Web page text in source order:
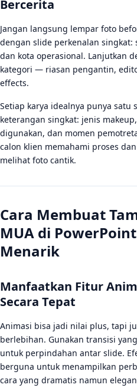
Bercerita
Jangan langsung lempar foto
dengan slide perkenalan singkat:
dan kota operasional. Lanjutkan
kategori — riasan pengantin,
effects.
Setiap karya idealnya punya satu
keterangan singkat: jenis
digunakan, dan momen
calon klien memahami proses
melihat foto cantik.
Cara Membuat
MUA di
Menarik
Manfaatkan Fitur
Secara Tepat
Animasi bisa jadi nilai plus, tapi
berlebihan. Gunakan transisi
untuk perpindahan antar slide.
berguna untuk menampilkan
cara yang dramatis namun